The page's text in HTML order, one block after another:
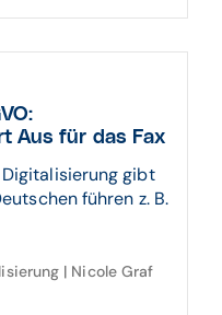
Aus für das Fax
gibt
führen z. B.
| Nicole Graf